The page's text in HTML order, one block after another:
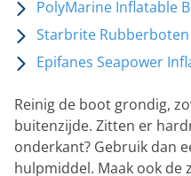
PolyMarine Inflatable
Starbrite
Epifanes Seapower
Reinig de boot grondig,
buitenzijde. Zitten er
onderkant? Gebruik dan
hulpmiddel. Maak ook de